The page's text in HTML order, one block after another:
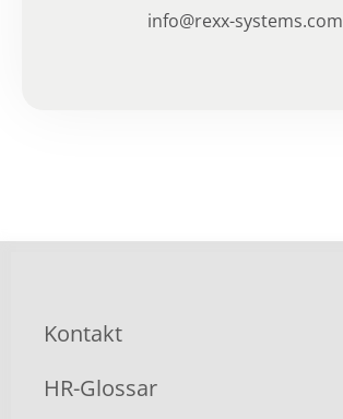
info@rexx-systems.com
Kontakt
HR-Glossar